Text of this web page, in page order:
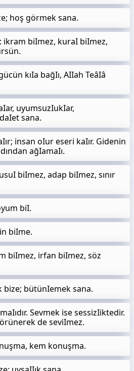
hoş görmek sana.
ikram biImez, kuraI biImez,
kıIa bağIı, AIIah TeâIâ
uyumsuzIukIar,
sana.
insan oIur eseri kaIır. Gidenin
ağIamaIı.
biImez, adap biImez, sınır
biI.
biIme.
biImez, irfan biImez, söz
bütünIemek sana.
Sevmek ise sessizIiktedir.
de seviImez.
kem konuşma.